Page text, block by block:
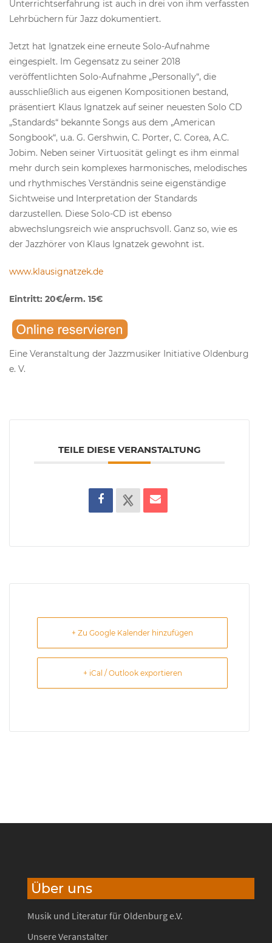
Unterrichtserfahrung ist auch in drei von ihm verfassten
Lehrbüchern für Jazz dokumentiert.
Jetzt hat Ignatzek eine erneute Solo-Aufnahme
eingespielt. Im Gegensatz zu seiner 2018
veröffentlichten Solo-Aufnahme „Personally“, die
ausschließlich aus eigenen Kompositionen bestand,
präsentiert Klaus Ignatzek auf seiner neuesten Solo CD
„Standards“ bekannte Songs aus dem „American
Songbook“, u.a. G. Gershwin, C. Porter, C. Corea, A.C.
Jobim. Neben seiner Virtuosität gelingt es ihm einmal
mehr durch sein komplexes harmonisches, melodisches
und rhythmisches Verständnis seine eigenständige
Sichtweise und Interpretation der Standards
darzustellen. Diese Solo-CD ist ebenso
abwechslungsreich wie anspruchsvoll. Ganz so, wie es
der Jazzhörer von Klaus Ignatzek gewohnt ist.
www.klausignatzek.de
Eintritt: 20€/erm. 15€
Eine Veranstaltung der Jazzmusiker Initiative Oldenburg
e. V.
TEILE DIESE VERANSTALTUNG
+ Zu Google Kalender hinzufügen
+ iCal / Outlook exportieren
Über uns
Musik und Literatur für Oldenburg e.V.
Unsere Veranstalter